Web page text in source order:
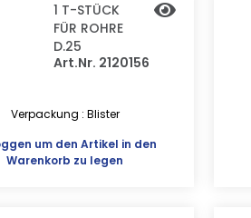
1 T-STÜCK
FÜR ROHRE
D.25
Art.Nr. 2120156
Verpackung : Blister
um den Artikel in den
Warenkorb zu legen